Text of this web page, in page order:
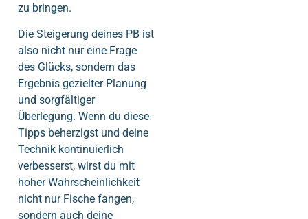
zu bringen.
Die Steigerung deines PB ist
also nicht nur eine Frage
des Glücks, sondern das
Ergebnis gezielter Planung
und sorgfältiger
Überlegung. Wenn du diese
Tipps beherzigst und deine
Technik kontinuierlich
verbesserst, wirst du mit
hoher Wahrscheinlichkeit
nicht nur Fische fangen,
sondern auch deine